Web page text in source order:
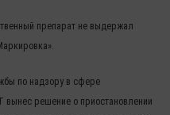
препарат не выдержал
по надзору в сфере
вынес решение о приостановлении